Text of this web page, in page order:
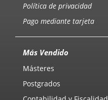
Política de privacidad
Pago mediante tarjeta
Más Vendido
Másteres
Postgrados